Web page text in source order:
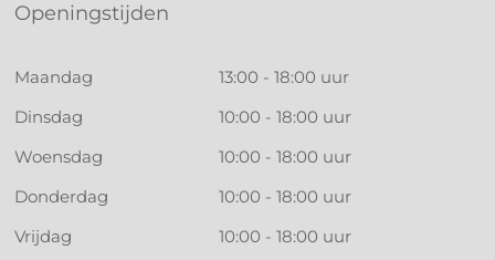
Openingstijden
Maandag
13:00 - 18:00 uur
Dinsdag
10:00 - 18:00 uur
Woensdag
10:00 - 18:00 uur
Donderdag
10:00 - 18:00 uur
Vrijdag
10:00 - 18:00 uur